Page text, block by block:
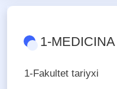
1-
1-Fakultet tariyxi